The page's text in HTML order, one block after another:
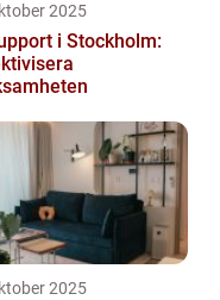
2025
i Stockholm:
2025